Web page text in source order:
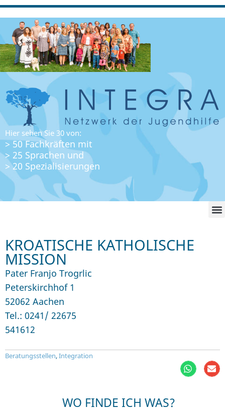
Hier sehen Sie 30 von:
> 50 Fachkräften mit
> 25 Sprachen und
> 20 Spezialisierungen
KROATISCHE KATHOLISCHE
MISSION
Pater Franjo Trogrlic
Peterskirchhof 1
52062 Aachen
Tel.: 0241/ 22675
541612
Beratungsstellen,Integration
WO FINDE ICH WAS?